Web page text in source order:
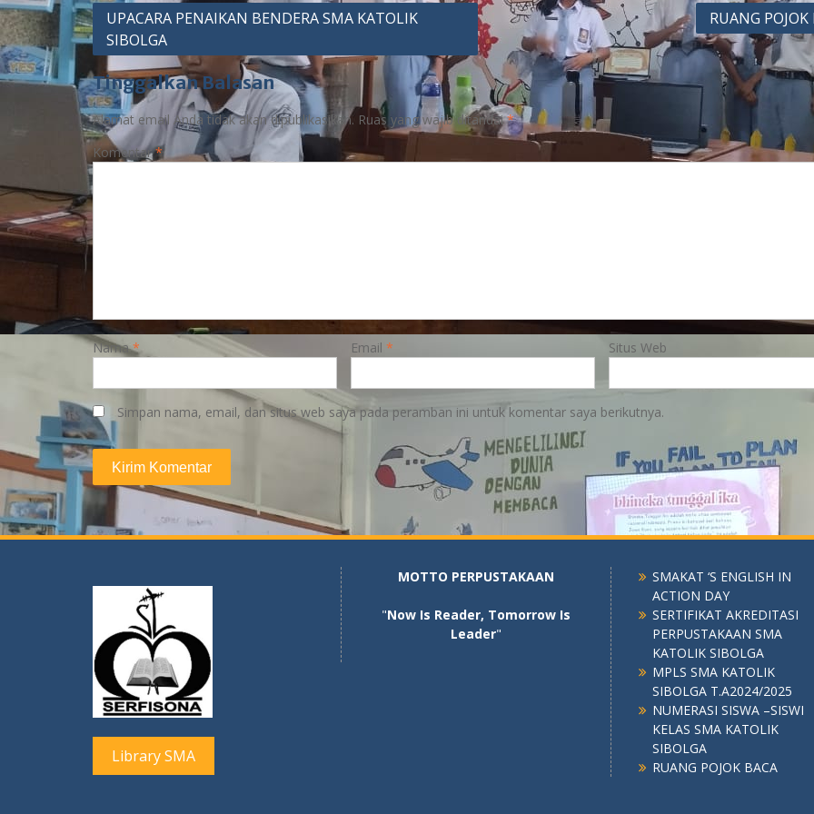
UPACARA PENAIKAN BENDERA SMA KATOLIK
SIBOLGA
RUANG POJOK
Tinggalkan Balasan
Alamat email Anda tidak akan dipublikasikan. Ruas yang wajib ditandai*
Komentar*
Nama* Email * Situs Web
Simpan nama, email, dan situs web saya pada peramban ini untuk komentar saya berikutnya.
Library SMA
MOTTO PERPUSTAKAAN
"Now Is Reader, Tomorrow Is
Leader"
SMAKAT ‘S ENGLISH IN
ACTION DAY
SERTIFIKAT AKREDITASI
PERPUSTAKAAN SMA
KATOLIK SIBOLGA
MPLS SMA KATOLIK
SIBOLGA T.A2024/2025
NUMERASI SISWA –SISWI
KELAS SMA KATOLIK
SIBOLGA
RUANG POJOK BACA